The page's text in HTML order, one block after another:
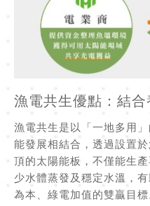
漁電共生優點：結
漁電共生是以「一地多用
能發展相結合，透過設置
頂的太陽能板，不僅能生
少水體蒸發及穩定水溫，
為本、綠電加值的雙贏目標